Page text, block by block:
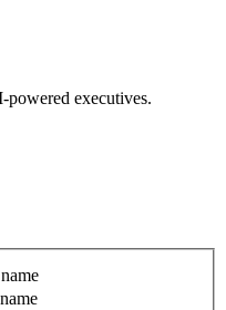
powered executives.